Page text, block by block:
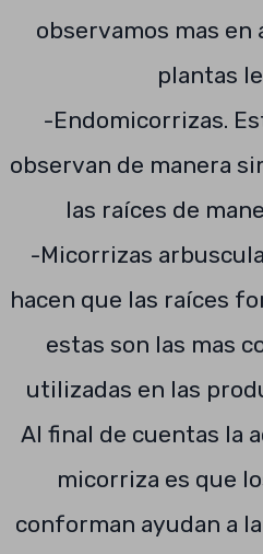
observamos mas
plantas
-Endomicorrizas.
observan de manera
las raíces de
-Micorrizas
hacen que las raíces
estas son las mas
utilizadas en las
Al final de cuentas la
micorriza es que
conforman ayudan a